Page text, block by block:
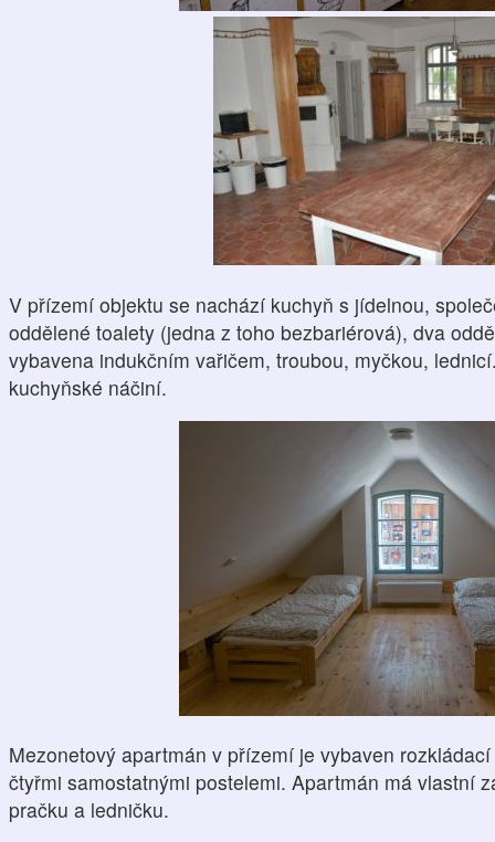
V přízemí objektu se nachází kuchyň s jídelnou,
oddělené toalety (jedna z toho bezbariérová), dva
vybavena indukčním vařičem, troubou, myčkou,
kuchyňské náčiní.
Mezonetový apartmán v přízemí je vybaven
čtyřmi samostatnými postelemi. Apartmán má vlastní
pračku a ledničku.